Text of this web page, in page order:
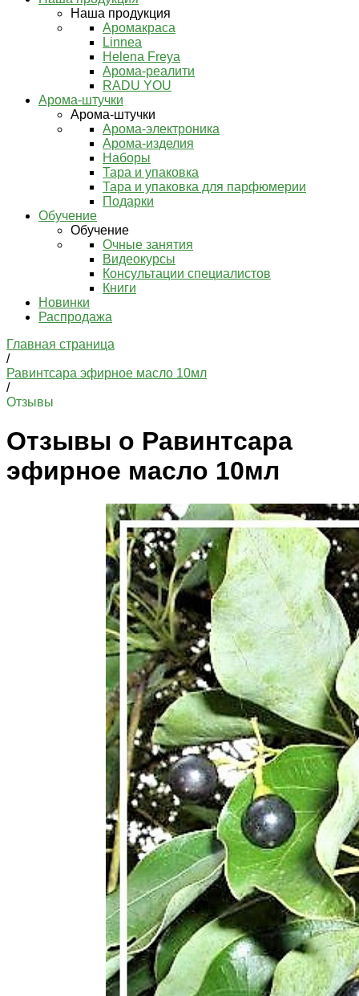
Наша продукция
Аромакраса
Linnea
Helena Freya
Арома-реалити
RADU YOU
Арома-штучки
Арома-штучки
Арома-электроника
Арома-изделия
Наборы
Тара и упаковка
Тара и упаковка для парфюмерии
Подарки
Обучение
Обучение
Очные занятия
Видеокурсы
Консультации специалистов
Книги
Новинки
Распродажа
Главная страница
/
Равинтсара эфирное масло 10мл
/
Отзывы
Отзывы о Равинтсара
эфирное масло 10мл